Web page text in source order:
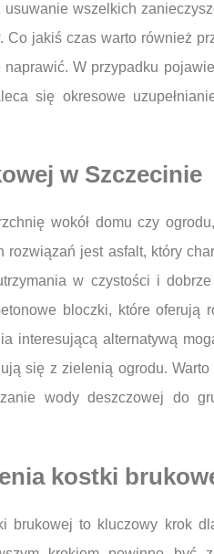
wszelkich
jakiś czas warto również
W przypadku
się okresowe
w Szczecinie
wokół domu czy
jest asfalt, który
w czystości i
bloczki, które
interesującą alternatywą
się z zielenią ogrodu.
wody deszczowej do
kostki
brukowej to kluczowy krok